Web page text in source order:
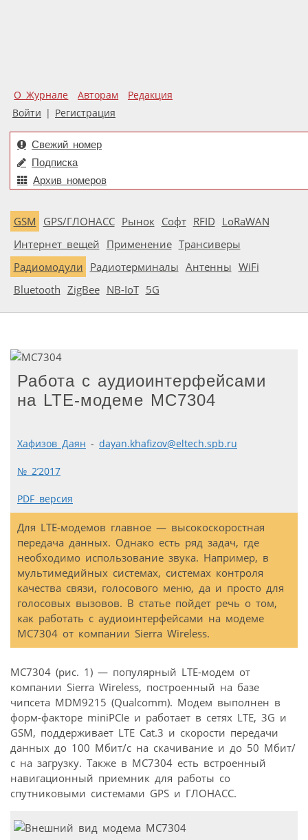
О Журнале Авторам
Редакция
Войти | Регистрация
Свежий номер
Подписка
Архив номеров
GSM GPS/ГЛОНАСС Рынок Софт RFID LoRaWAN
Интернет вещей Применение Трансиверы
Радиомодули Радиотерминалы Антенны WiFi
Bluetooth ZigBee NB-IoT 5G
Работа с аудиоинтерфейсами
на LTE-модеме MC7304
Хафизов Даян - dayan.khafizov@eltech.spb.ru
№ 2’2017
PDF версия
Для LTE-модемов главное — высокоскоростная
передача данных. Однако есть ряд задач, где
необходимо использование звука. Например, в
мультимедийных системах, системах контроля
качества связи, голосового меню, да и просто для
голосовых вызовов. В статье пойдет речь о том,
как работать с аудиоинтерфейсами на модеме
МС7304 от компании Sierra Wireless.
MC7304 (рис. 1) — популярный LTE-модем от
компании Sierra Wireless, построенный на базе
чипсета MDM9215 (Qualcomm). Модем выполнен в
форм-факторе miniPCIe и работает в сетях LTE, 3G и
GSM, поддерживает LTE Cat.3 и скорости передачи
данных до 100 Мбит/с на скачивание и до 50 Мбит/
с на загрузку. Также в MC7304 есть встроенный
навигационный приемник для работы со
спутниковыми системами GPS и ГЛОНАСС.